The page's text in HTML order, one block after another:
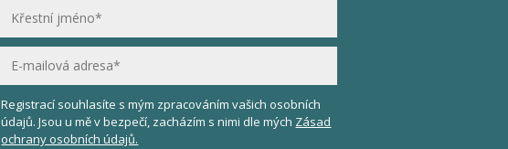
Registrací souhlasíte s mým zpracováním vašich osobních
údajů. Jsou u mě v bezpečí, zacházím s nimi dle mých Zásad
ochrany osobních údajů.